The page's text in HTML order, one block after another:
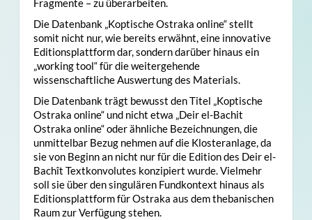
Fragmente – zu überarbeiten.
Die Datenbank „Koptische Ostraka online“ stellt
somit nicht nur, wie bereits erwähnt, eine innovative
Editionsplattform dar, sondern darüber hinaus ein
„working tool“ für die weitergehende
wissenschaftliche Auswertung des Materials.
Die Datenbank trägt bewusst den Titel „Koptische
Ostraka online“ und nicht etwa „Deir el-Bachit
Ostraka online“ oder ähnliche Bezeichnungen, die
unmittelbar Bezug nehmen auf die Klosteranlage, da
sie von Beginn an nicht nur für die Edition des Deir el-
Bachît Textkonvolutes konzipiert wurde. Vielmehr
soll sie über den singulären Fundkontext hinaus als
Editionsplattform für Ostraka aus dem thebanischen
Raum zur Verfügung stehen.